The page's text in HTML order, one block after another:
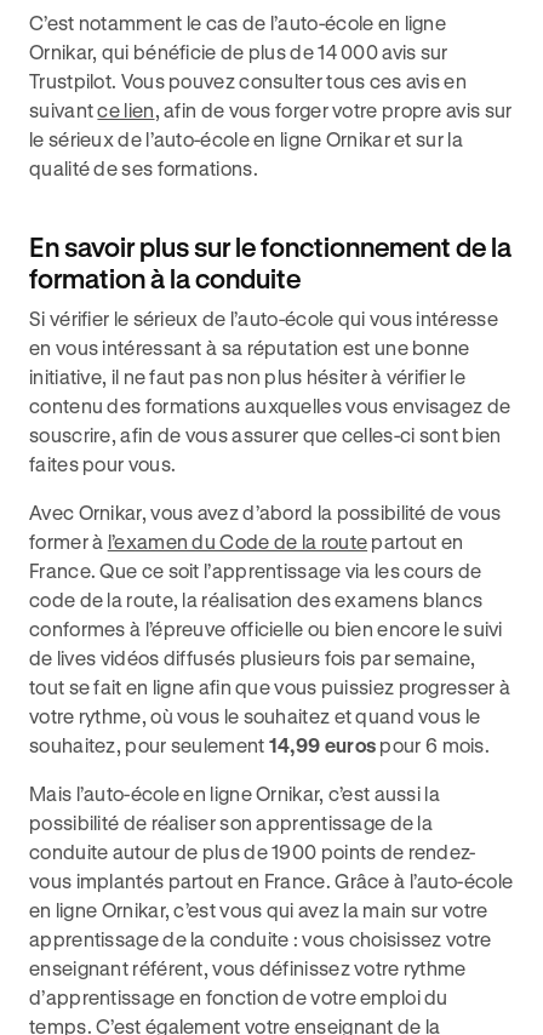
C’est notamment le cas de l’auto-école en ligne
Ornikar, qui bénéficie de plus de 14 000 avis sur
Trustpilot. Vous pouvez consulter tous ces avis en
suivantce lien, afin de vous forger votre propre avis sur
le sérieux de l’auto-école en ligne Ornikar et sur la
qualité de ses formations.
En savoir plus sur le fonctionnement de la
formation à la conduite
Si vérifier le sérieux de l’auto-école qui vous intéresse
en vous intéressant à sa réputation est une bonne
initiative, il ne faut pas non plus hésiter à vérifier le
contenu des formations auxquelles vous envisagez de
souscrire, afin de vous assurer que celles-ci sont bien
faites pour vous.
Avec Ornikar, vous avez d’abord la possibilité de vous
former à l’examen du Code de la route partout en
France. Que ce soit l’apprentissage via les cours de
code de la route, la réalisation des examens blancs
conformes à l’épreuve officielle ou bien encore le suivi
de lives vidéos diffusés plusieurs fois par semaine,
tout se fait en ligne afin que vous puissiez progresser à
votre rythme, où vous le souhaitez et quand vous le
souhaitez, pour seulement 14,99 euros pour 6 mois.
Mais l’auto-école en ligne Ornikar, c’est aussi la
possibilité de réaliser son apprentissage de la
conduite autour de plus de 1900 points de rendez-
vous implantés partout en France. Grâce à l’auto-école
en ligne Ornikar, c’est vous qui avez la main sur votre
apprentissage de la conduite : vous choisissez votre
enseignant référent, vous définissez votre rythme
d’apprentissage en fonction de votre emploi du
temps. C’est également votre enseignant de la